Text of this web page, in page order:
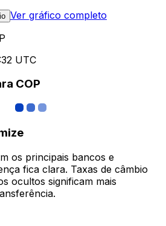
Ver gráfico completo
UTC
COP
os principais bancos e
fica clara. Taxas de câmbio
ocultos significam mais